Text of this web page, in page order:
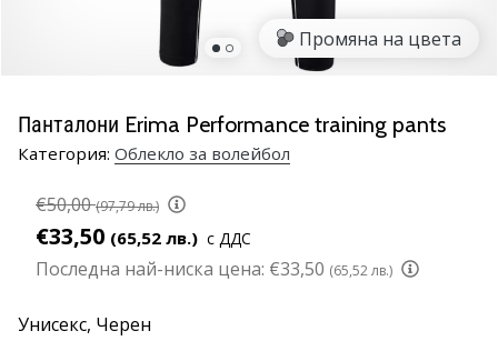
страст
като
Присъединете
се
амбасадор
марката.
Промяна на цвета
Панталони Erima Performance training pants
Категория: Облекло за волейбол
€50,00 (97,79 лв.)
€33,50 (65,52 лв.) с ДДС
Последна най-ниска цена: €33,50 (65,52 лв.)
Унисекс, Черен